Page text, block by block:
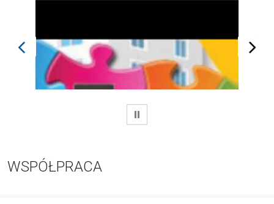
prev next
WSTRZYMAJ
WSPÓŁPRACA